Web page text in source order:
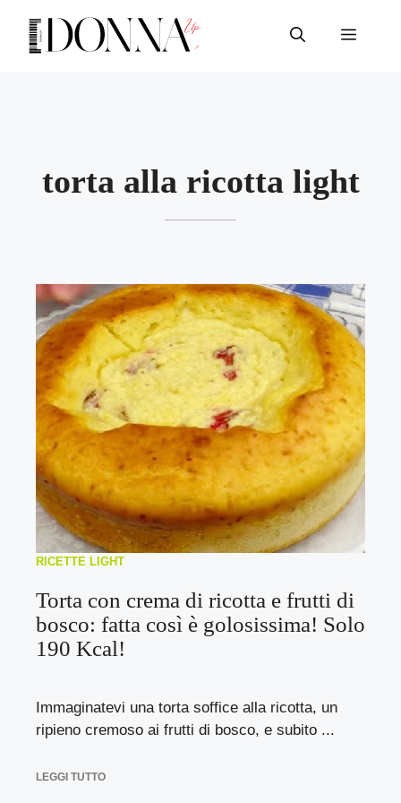
contenuto
Menu
torta alla ricotta light
RICETTE LIGHT
Torta con crema di ricotta e frutti di
bosco: fatta così è golosissima! Solo
190 Kcal!
Immaginatevi una torta soffice alla ricotta, un
ripieno cremoso ai frutti di bosco, e subito ...
LEGGI TUTTO